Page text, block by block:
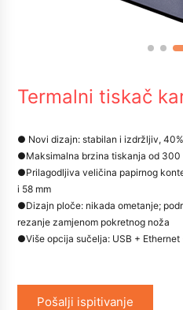
Termalni tiskač
● Novi dizajn: stabilan i izdržljiv,
●Maksimalna brzina tiskanja od 300
●Prilagodljiva veličina papirnog
i 58 mm
●Dizajn ploče: nikada ometanje;
rezanje zamjenom pokretnog noža
●Više opcija sučelja: USB +
Pošalji ispitivanje